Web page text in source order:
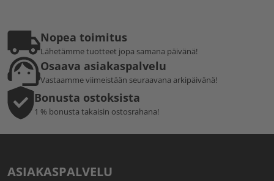
Nopea toimitus
Lähetämme tuotteet jopa samana päivänä!
Osaava asiakaspalvelu
Vastaamme viimeistään seuraavana arkipäivänä!
Bonusta ostoksista
1 % bonusta takaisin ostosrahana!
ASIAKASPALVELU